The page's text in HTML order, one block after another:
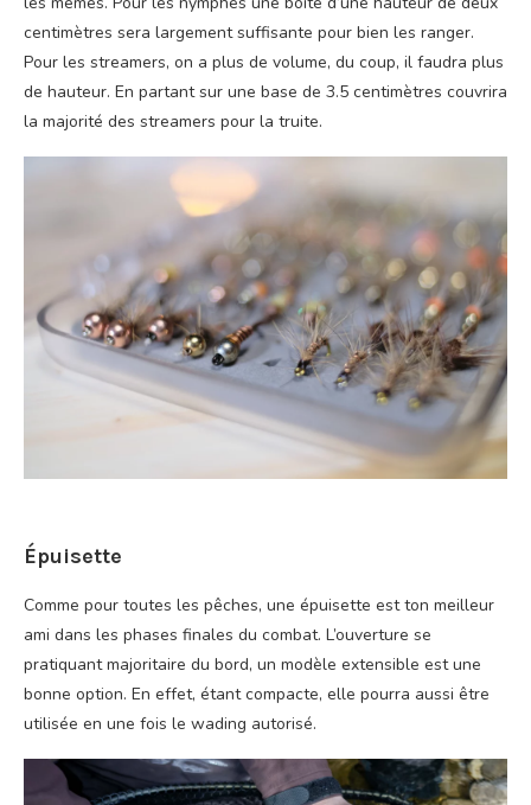
centimètres sera largement suffisante pour bien les ranger.
Pour les streamers, on a plus de volume, du coup, il faudra plus
de hauteur. En partant sur une base de 3.5 centimètres couvrira
la majorité des streamers pour la truite.
Épuisette
Comme pour toutes les pêches, une épuisette est ton meilleur
ami dans les phases finales du combat. L’ouverture se
pratiquant majoritaire du bord, un modèle extensible est une
bonne option. En effet, étant compacte, elle pourra aussi être
utilisée en une fois le wading autorisé.